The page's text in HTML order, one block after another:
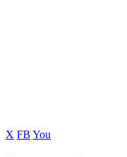
Х FB You